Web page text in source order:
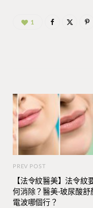
1
PREV POST
【法令紋醫美】法令紋
何消除？醫美-玻尿酸舒
電波哪個行？